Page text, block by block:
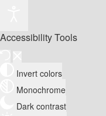
Accessibility Tools
Invert colors
Monochrome
Dark contrast